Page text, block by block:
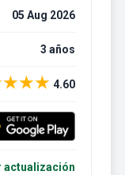
05 Aug 2026
3 años
★★★ 4.60
actualización